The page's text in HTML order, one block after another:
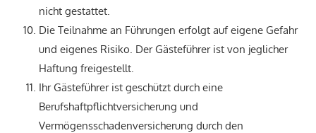
nicht gestattet.
Die Teilnahme an Führungen erfolgt auf eigene Gefahr
und eigenes Risiko. Der Gästeführer ist von jeglicher
Haftung freigestellt.
Ihr Gästeführer ist geschützt durch eine
Berufshaftpflichtversicherung und
Vermögensschadenversicherung durch den